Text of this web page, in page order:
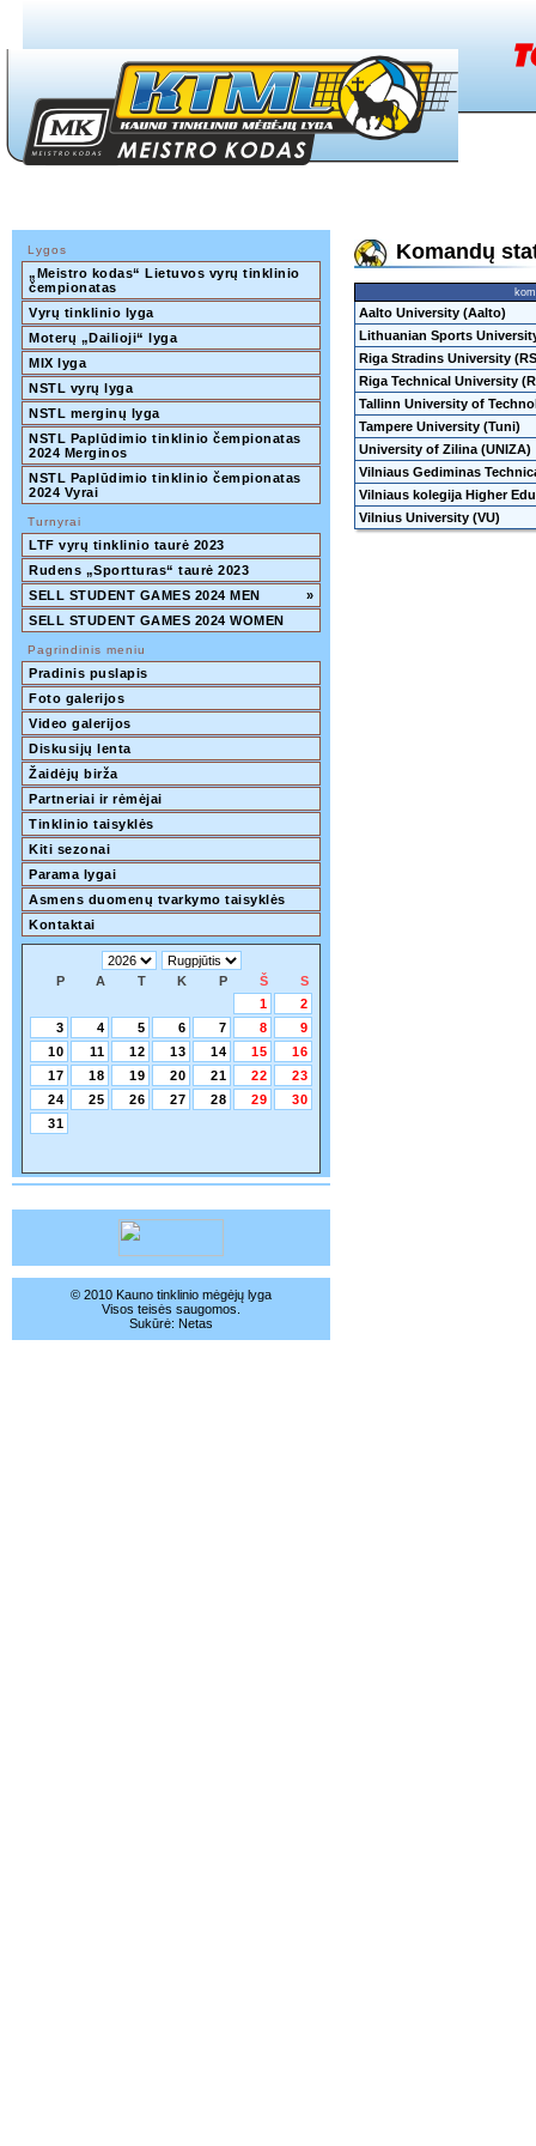
Lygos
„Meistro kodas“ Lietuvos vyrų tinklinio
čempionatas
Vyrų tinklinio lyga
Moterų „Dailioji“ lyga
MIX lyga
NSTL vyrų lyga
NSTL merginų lyga
NSTL Paplūdimio tinklinio čempionatas
2024 Merginos
NSTL Paplūdimio tinklinio čempionatas
2024 Vyrai
Turnyrai
LTF vyrų tinklinio taurė 2023
Rudens „Sportturas“ taurė 2023
SELL STUDENT GAMES 2024 MEN
»
SELL STUDENT GAMES 2024 WOMEN
Pagrindinis meniu
Pradinis puslapis
Foto galerijos
Video galerijos
Diskusijų lenta
Žaidėjų birža
Partneriai ir rėmėjai
Tinklinio taisyklės
Kiti sezonai
Parama lygai
Asmens duomenų tvarkymo taisyklės
Kontaktai
P A T K P Š
S
1
2
3
4 5 6 7 8
9
10
11 12 13 14 15
16
17
18 19 20 21 22
23
24
25 26 27 28 29
30
31
© 2010 Kauno tinklinio mėgėjų lyga
Visos teisės saugomos.
Sukūrė: Netas
Komandų
Aalto University (Aalto)
Lithuanian Sports
Riga Stradins University
Riga Technical University
Tallinn University of
Tampere University (Tuni)
University of Zilina (UNIZA)
Vilniaus Gediminas
Vilniaus kolegija Higher
Vilnius University (VU)